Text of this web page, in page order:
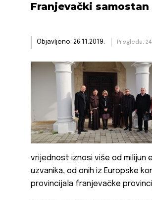
Franjevački samostan
Objavljeno: 26.11.2019. Pregleda:
vrijednost iznosi više od milijun
uzvanika, od onih iz Europske
provincijala franjevačke